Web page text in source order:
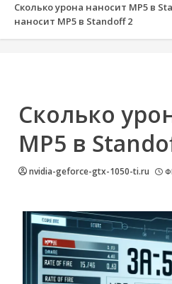
Сколько урона наносит MP5 в
наносит MP5 в Standoff 2
Сколько
MP5 в
nvidia-geforce-gtx-1050-ti.ru